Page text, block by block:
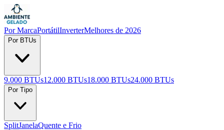
Por MarcaPortátilInverterMelhores de 2026
Por BTUs
9.000 BTUs12.000 BTUs18.000 BTUs24.000 BTUs
Por Tipo
SplitJanelaQuente e Frio